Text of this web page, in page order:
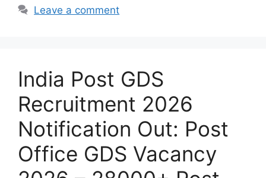
Leave a comment
India Post GDS
Recruitment 2026
Notification Out: Post
Office GDS Vacancy